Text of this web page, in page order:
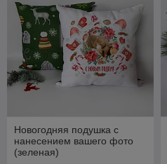
Новогодняя подушка с
нанесением вашего фото
(зеленая)